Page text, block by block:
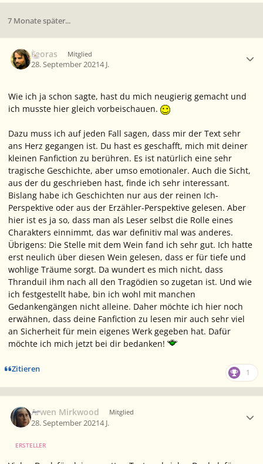
7 Monate später...
Feoras Mitglied
28. September 20214 J.
Wie ich ja schon sagte, hast du mich neugierig gemacht und
ich musste hier gleich vorbeischauen.
Dazu muss ich auf jeden Fall sagen, dass mir der Text sehr
ans Herz gegangen ist. Du hast es geschafft, mich mit deiner
kleinen Fanfiction zu berühren. Es ist natürlich eine sehr
tragische Geschichte, aber umso emotionaler. Auch die Sicht,
aus der du geschrieben hast, finde ich sehr interessant.
Bislang habe ich Geschichten nur aus der reinen Ich-
Perspektive oder aus der Erzähler-Perspektive gelesen. Aber
hier ist es ja so, dass man als Leser selbst die Rolle eines
Charakters einnimmt, das war definitiv mal was anderes.
Übrigens: Die Stelle mit dem Wein fand ich sehr gut. Ich hatte
erst neulich über diesen Wein gelesen, dass er für tiefe und
wohlige Träume sorgt. Da wundert es mich nicht, dass
Thranduil ihm nach all den Tragödien so zugetan ist. Und wie
ich festgestellt habe, bin ich wohl mit manchen
Gedankengängen nicht alleine. Daher möchte ich hier noch
erwähnen, dass deine Fanfiction zu lesen mir auch sehr viel
an Sicherheit für mein eigenes Werk gegeben hat. Dafür
möchte ich mich jetzt bei dir bedanken!
Zitieren 1
Arwen Mirkwood Mitglied
28. September 20214 J.
ERSTELLER